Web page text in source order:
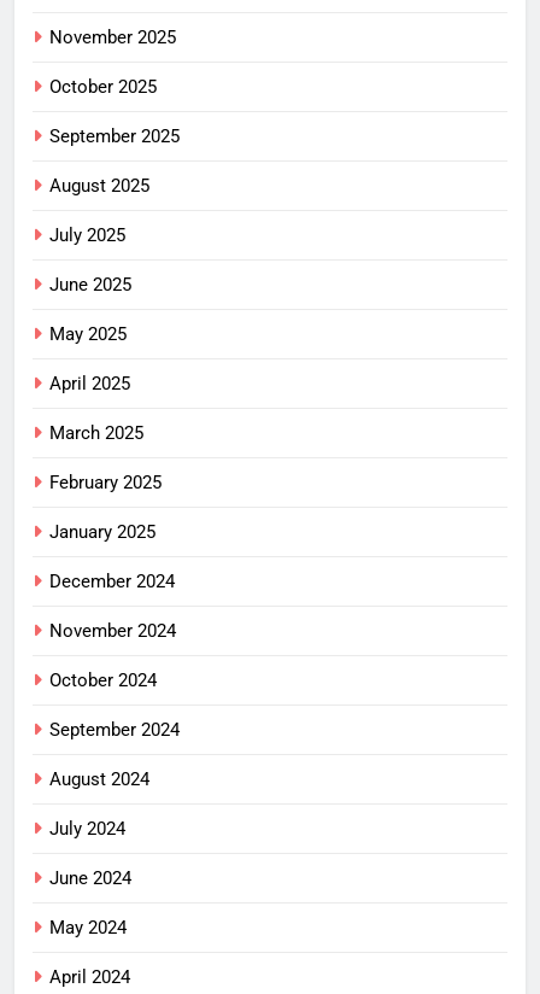
November 2025
October 2025
September 2025
August 2025
July 2025
June 2025
May 2025
April 2025
March 2025
February 2025
January 2025
December 2024
November 2024
October 2024
September 2024
August 2024
July 2024
June 2024
May 2024
April 2024